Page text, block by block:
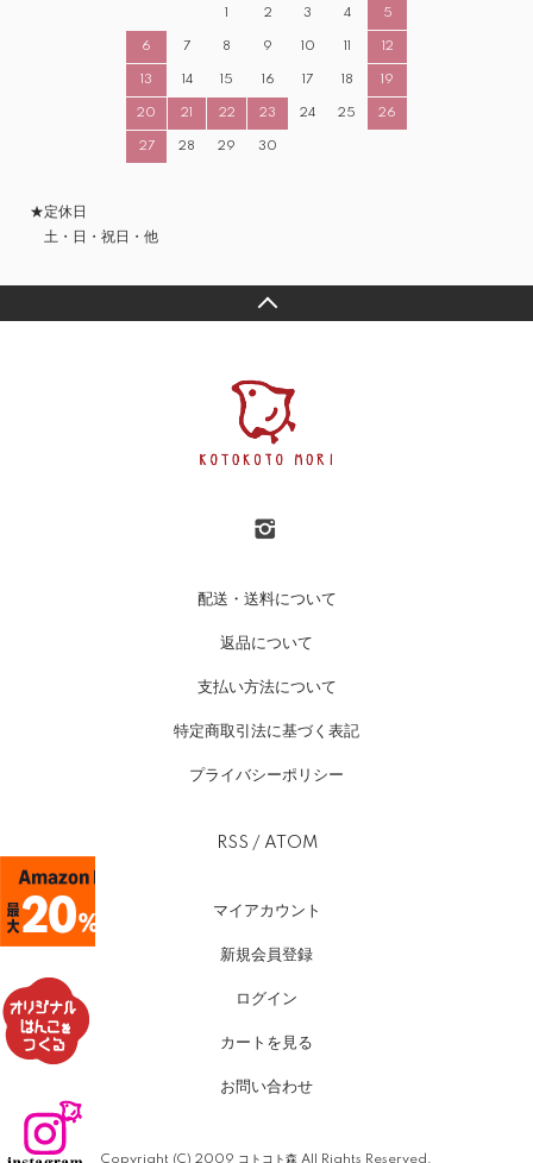
1 2 3 4 5
6 7 8 9 10 11 12
13 14 15 16 17 18 19
20 21 22 23 24 25 26
27 28 29 30
★定休日
土・日・祝日・他
配送・送料について
返品について
支払い方法について
特定商取引法に基づく表記
プライバシーポリシー
RSS / ATOM
マイアカウント
新規会員登録
ログイン
カートを見る
お問い合わせ
Copyright (C) 2009 コトコト森 All Rights Reserved.